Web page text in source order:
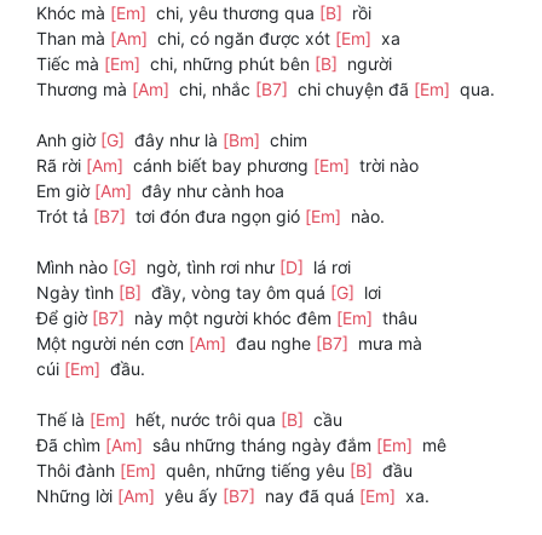
Khóc mà [Em] chi, yêu thương qua [B] rồi
Than mà [Am] chi, có ngăn được xót [Em] xa
Tiếc mà [Em] chi, những phút bên [B] người
Thương mà [Am] chi, nhắc [B7] chi chuyện đã [Em] qua.
Anh giờ [G] đây như là [Bm] chim
Rã rời [Am] cánh biết bay phương [Em] trời nào
Em giờ [Am] đây như cành hoa
Trót tả [B7] tơi đón đưa ngọn gió [Em] nào.
Mình nào [G] ngờ, tình rơi như [D] lá rơi
Ngày tình [B] đầy, vòng tay ôm quá [G] lơi
Để giờ [B7] này một người khóc đêm [Em] thâu
Một người nén cơn [Am] đau nghe [B7] mưa mà
cúi [Em] đầu.
Thế là [Em] hết, nước trôi qua [B] cầu
Đã chìm [Am] sâu những tháng ngày đắm [Em] mê
Thôi đành [Em] quên, những tiếng yêu [B] đầu
Những lời [Am] yêu ấy [B7] nay đã quá [Em] xa.